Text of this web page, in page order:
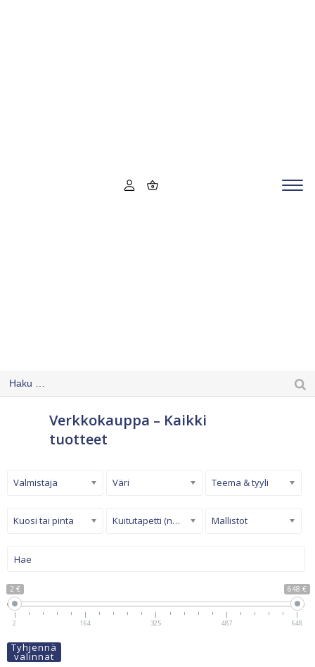
Verkkokauppa – Kaikki
tuotteet
2 € 648 €
2 164 325 487 648
Valmistaja Väri Teema & tyyli
Kuosi tai pinta Kuitutapetti (non-woven) Mallistot
Tyhjennä
valinnat